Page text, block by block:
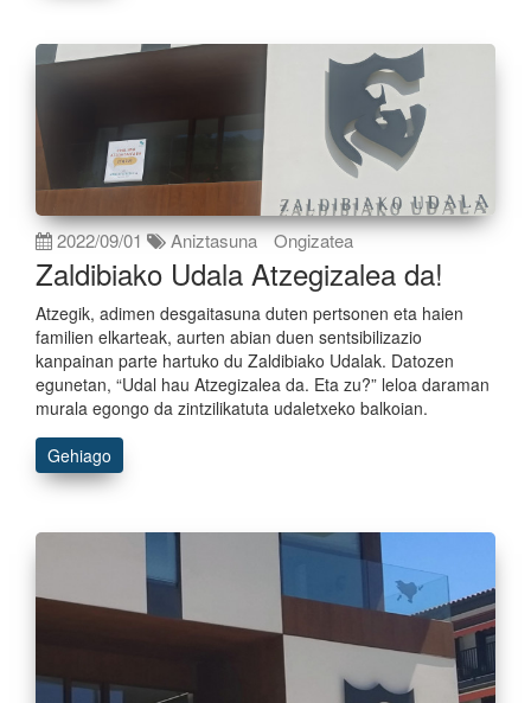
2022/09/01 Aniztasuna Ongizatea
Zaldibiako Udala Atzegizalea da!
Atzegik, adimen desgaitasuna duten pertsonen eta haien
familien elkarteak, aurten abian duen sentsibilizazio
kanpainan parte hartuko du Zaldibiako Udalak. Datozen
egunetan, “Udal hau Atzegizalea da. Eta zu?” leloa daraman
murala egongo da zintzilikatuta udaletxeko balkoian.
Gehiago